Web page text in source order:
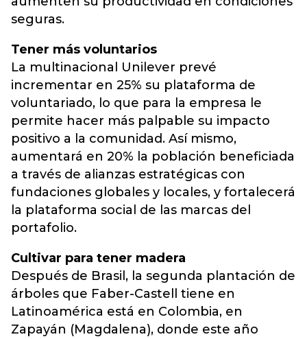
seguras.
Tener más voluntarios
La multinacional Unilever prevé
incrementar en 25% su plataforma de
voluntariado, lo que para la empresa le
permite hacer más palpable su impacto
positivo a la comunidad. Así mismo,
aumentará en 20% la población beneficiada
a través de alianzas estratégicas con
fundaciones globales y locales, y fortalecerá
la plataforma social de las marcas del
portafolio.
Cultivar para tener madera
Después de Brasil, la segunda plantación de
árboles que Faber-Castell tiene en
Latinoamérica está en Colombia, en
Zapayán (Magdalena), donde este año